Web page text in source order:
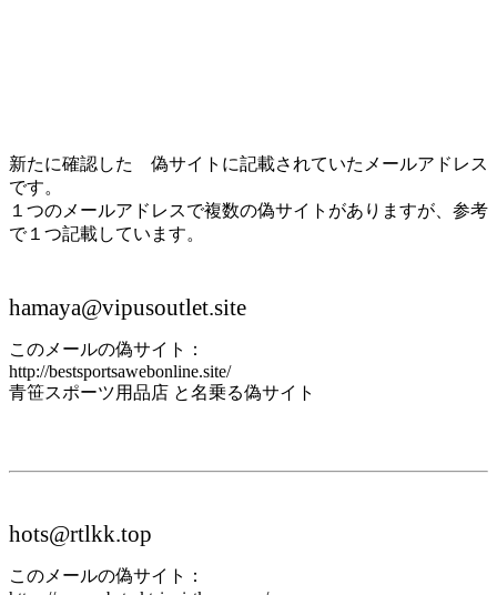
新たに確認した 偽サイトに記載されていたメールアドレス
です。
１つのメールアドレスで複数の偽サイトがありますが、参考
で１つ記載しています。
hamaya@vipusoutlet.site
このメールの偽サイト：
http://bestsportsawebonline.site/
青笹スポーツ用品店 と名乗る偽サイト
hots@rtlkk.top
このメールの偽サイト：